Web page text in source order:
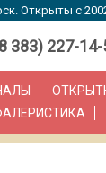
Открыты с
383) 227-